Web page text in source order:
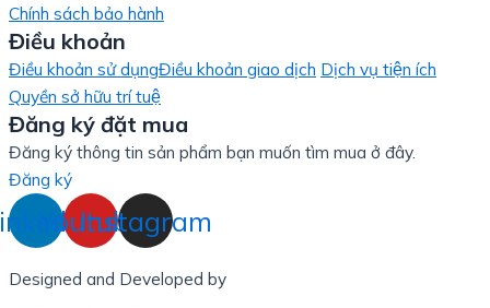
Chính sách bảo hành
Điều khoản
Điều khoản sử dụngĐiều khoản giao dịch Dịch vụ tiện ích
Quyền sở hữu trí tuệ
Đăng ký đặt mua
Đăng ký thông tin sản phẩm bạn muốn tìm mua ở đây.
Đăng ký
Youtube
Instagram
Designed and Developed by